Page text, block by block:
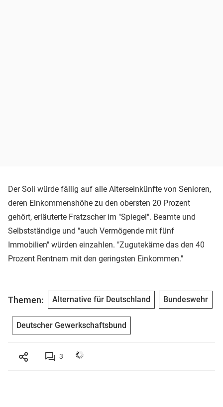
Der Soli würde fällig auf alle Alterseinkünfte von Senioren,
deren Einkommenshöhe zu den obersten 20 Prozent
gehört, erläuterte Fratzscher im "Spiegel". Beamte und
Selbstständige und "auch Vermögende mit fünf
Immobilien" würden einzahlen. "Zugutekäme das den 40
Prozent Rentnern mit den geringsten Einkommen."
Themen: Alternative für Deutschland Bundeswehr
Deutscher Gewerkschaftsbund
3